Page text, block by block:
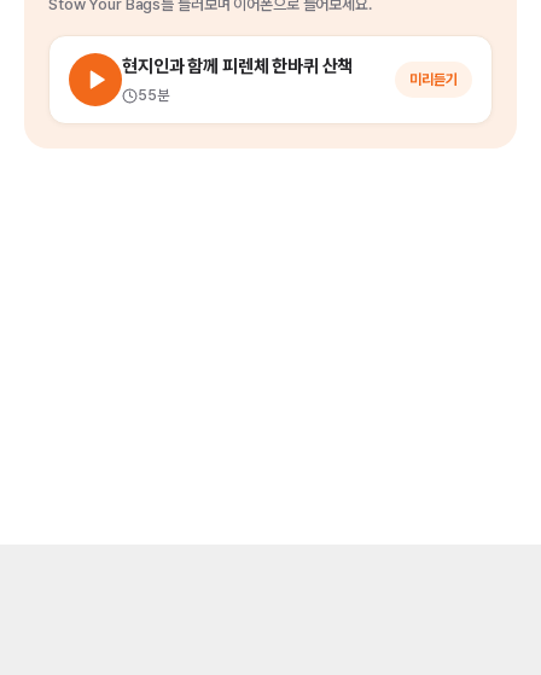
Stow Your Bags를 들러보며 이어폰으로 들어보세요.
현지인과 함께 피렌체 한바퀴 산책
55분
미리듣기